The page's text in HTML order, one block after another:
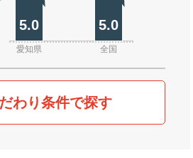
5.0 5.0
愛知県 全国
わり条件で探す